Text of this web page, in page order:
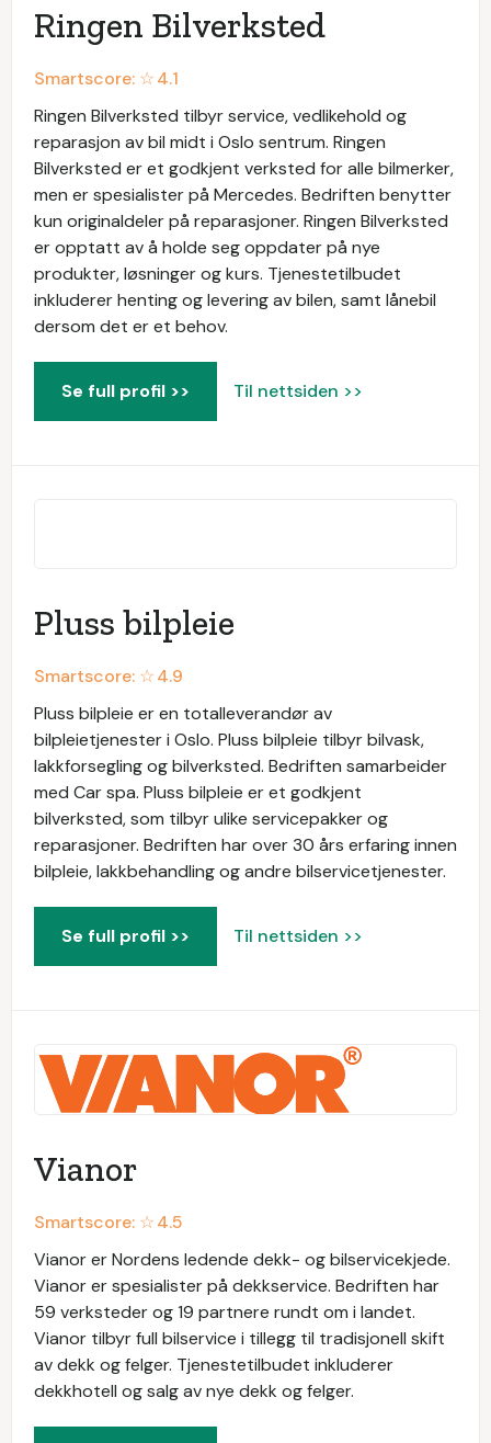
Ringen Bilverksted
Smartscore: ☆4.1
Ringen Bilverksted tilbyr service, vedlikehold og
reparasjon av bil midt i Oslo sentrum. Ringen
Bilverksted er et godkjent verksted for alle bilmerker,
men er spesialister på Mercedes. Bedriften benytter
kun originaldeler på reparasjoner. Ringen Bilverksted
er opptatt av å holde seg oppdater på nye
produkter, løsninger og kurs. Tjenestetilbudet
inkluderer henting og levering av bilen, samt lånebil
dersom det er et behov.
Se full profil >> Til nettsiden >>
Pluss bilpleie
Smartscore: ☆4.9
Pluss bilpleie er en totalleverandør av
bilpleietjenester i Oslo. Pluss bilpleie tilbyr bilvask,
lakkforsegling og bilverksted. Bedriften samarbeider
med Car spa. Pluss bilpleie er et godkjent
bilverksted, som tilbyr ulike servicepakker og
reparasjoner. Bedriften har over 30 års erfaring innen
bilpleie, lakkbehandling og andre bilservicetjenester.
Se full profil >> Til nettsiden >>
Vianor
Smartscore: ☆4.5
Vianor er Nordens ledende dekk- og bilservicekjede.
Vianor er spesialister på dekkservice. Bedriften har
59 verksteder og 19 partnere rundt om i landet.
Vianor tilbyr full bilservice i tillegg til tradisjonell skift
av dekk og felger. Tjenestetilbudet inkluderer
dekkhotell og salg av nye dekk og felger.